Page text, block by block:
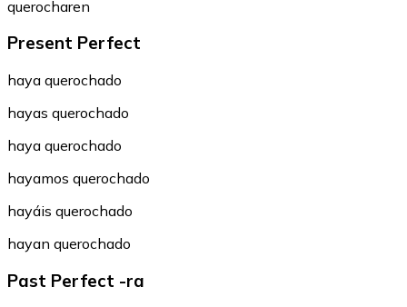
querocharen
Present Perfect
haya querochado
hayas querochado
haya querochado
hayamos querochado
hayáis querochado
hayan querochado
Past Perfect -ra